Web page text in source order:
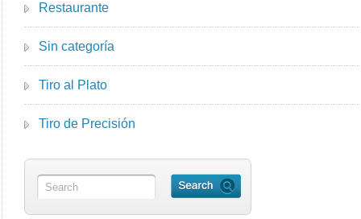
Restaurante
Sin categoría
Tiro al Plato
Tiro de Precisión